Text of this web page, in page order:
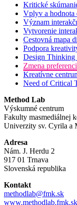
Kritické
Vplyv a hodnota
Význam
Vytvorenie
Cestovná mapa
Podpora
Design Thinking
Zmena
Kreatívne
Need of Critical
Method Lab
Výskumné centrum
Fakulty masmediálnej
Univerzity sv. Cyrila a
Adresa
Nám. J. Herdu 2
917 01 Trnava
Slovenská republika
Kontakt
methodlab@fmk.sk
www.methodlab.fmk.sk